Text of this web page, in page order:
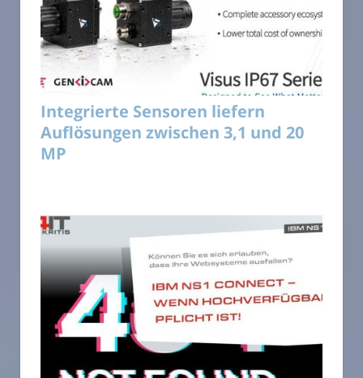
Integrierte Sensoren liefern
Auflösungen zwischen 3,1 und 20
MP